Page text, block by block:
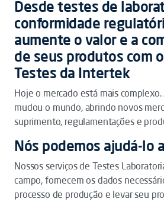
Desde testes de
conformidade
aumente o valor e a
de seus produtos com
Testes da Intertek
Hoje o mercado está mais
mudou o mundo, abrindo novos
suprimento, regulamentações e
Nós podemos ajudá-lo
Nossos serviços de Testes
campo, fornecem os dados
processo de produção e levar seu